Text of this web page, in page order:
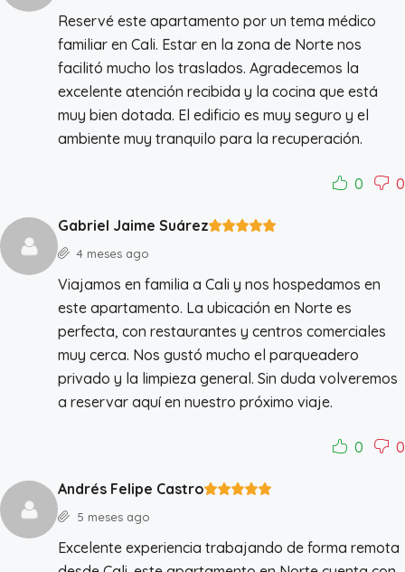
Reservé este apartamento por un tema médico
familiar en Cali. Estar en la zona de Norte nos
facilitó mucho los traslados. Agradecemos la
excelente atención recibida y la cocina que está
muy bien dotada. El edificio es muy seguro y el
ambiente muy tranquilo para la recuperación.
0 0
Gabriel Jaime Suárez
4 meses ago
Viajamos en familia a Cali y nos hospedamos en
este apartamento. La ubicación en Norte es
perfecta, con restaurantes y centros comerciales
muy cerca. Nos gustó mucho el parqueadero
privado y la limpieza general. Sin duda volveremos
a reservar aquí en nuestro próximo viaje.
0 0
Andrés Felipe Castro
5 meses ago
Excelente experiencia trabajando de forma remota